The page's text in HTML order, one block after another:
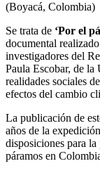
(Boyacá, Colombia)
Se trata de ‘Por el
documental
investigadores del
Paula Escobar, de
realidades sociales
efectos del cambio
La publicación de
años de la
disposiciones para
páramos en